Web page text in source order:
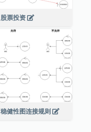
股票投资
稳健性图连接规则